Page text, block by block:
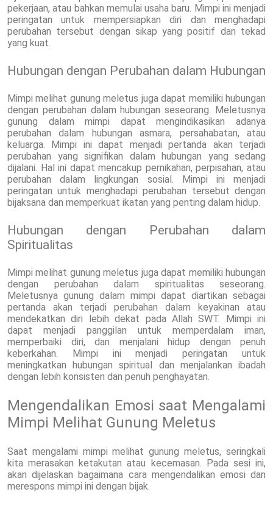
pekerjaan, atau bahkan memulai usaha baru. Mimpi ini menjadi
peringatan untuk mempersiapkan diri dan menghadapi
perubahan tersebut dengan sikap yang positif dan tekad
yang kuat.
Hubungan dengan Perubahan dalam Hubungan
Mimpi melihat gunung meletus juga dapat memiliki hubungan
dengan perubahan dalam hubungan seseorang. Meletusnya
gunung dalam mimpi dapat mengindikasikan adanya
perubahan dalam hubungan asmara, persahabatan, atau
keluarga. Mimpi ini dapat menjadi pertanda akan terjadi
perubahan yang signifikan dalam hubungan yang sedang
dijalani. Hal ini dapat mencakup pernikahan, perpisahan, atau
perubahan dalam lingkungan sosial. Mimpi ini menjadi
peringatan untuk menghadapi perubahan tersebut dengan
bijaksana dan memperkuat ikatan yang penting dalam hidup.
Hubungan dengan Perubahan dalam
Spiritualitas
Mimpi melihat gunung meletus juga dapat memiliki hubungan
dengan perubahan dalam spiritualitas seseorang.
Meletusnya gunung dalam mimpi dapat diartikan sebagai
pertanda akan terjadi perubahan dalam keyakinan atau
mendekatkan diri lebih dekat pada Allah SWT. Mimpi ini
dapat menjadi panggilan untuk memperdalam iman,
memperbaiki diri, dan menjalani hidup dengan penuh
keberkahan. Mimpi ini menjadi peringatan untuk
meningkatkan hubungan spiritual dan menjalankan ibadah
dengan lebih konsisten dan penuh penghayatan.
Mengendalikan Emosi saat Mengalami
Mimpi Melihat Gunung Meletus
Saat mengalami mimpi melihat gunung meletus, seringkali
kita merasakan ketakutan atau kecemasan. Pada sesi ini,
akan dijelaskan bagaimana cara mengendalikan emosi dan
merespons mimpi ini dengan bijak.